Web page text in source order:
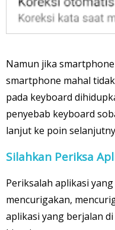
Namun jika
smartphone mahal
pada keyboard
penyebab keyboard
lanjut ke poin
Silahkan Periksa
Periksalah aplikasi
mencurigakan,
aplikasi yang berjalan